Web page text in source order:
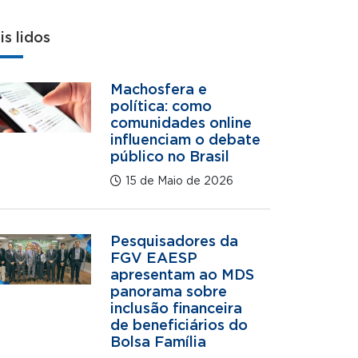
lidos
Machosfera e
política: como
comunidades online
influenciam o debate
público no Brasil
15 de Maio de 2026
Pesquisadores da
FGV EAESP
apresentam ao MDS
panorama sobre
inclusão financeira
de beneficiários do
Bolsa Família